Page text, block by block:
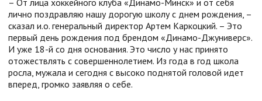
– От лица хоккейного клуба «Динамо-Минск» и от себя
лично поздравляю нашу дорогую школу с днем рождения, –
сказал и.о. генеральный директор Артем Каркоцкий. – Это
первый день рождения под брендом «Динамо-Джуниверс».
И уже 18-й со дня основания. Это число у нас принято
отожествлять с совершеннолетием. Из года в год школа
росла, мужала и сегодня с высоко поднятой головой идет
вперед, громко заявляя о себе.